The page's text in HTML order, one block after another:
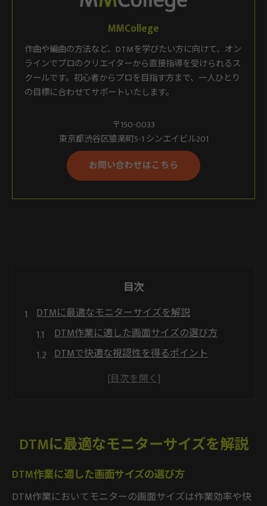
MMCollege
作曲や編曲の方法など、DTMを学びたい方に向けて、オン
ラインでプロのクリエイターから直接指導を受けられるス
クールです。初心者からプロを目指す方まで、一人ひとり
の目標に合わせてサポートいたします。
〒150-0033
東京都渋谷区猿楽町5-1 シンエイビル201
お問い合わせはこちら
目次
DTMに最適なモニターサイズを解説
DTM作業に適した画面サイズの選び方
DTMで快適な視認性を得るポイント
DTM初心者に合うモニターサイズ基準
効率的な作業を叶えるDTMモニターの選び方
DTMに必要なモニター性能の見極め方
DTM作業効率化に役立つ機能とは
DTM用モニター選びで重視すべき要素
DTMに最適なモニターサイズを解説
DTM作業に適した画面サイズの選び方
DTM作業においてモニターの画面サイズは作業効率や快